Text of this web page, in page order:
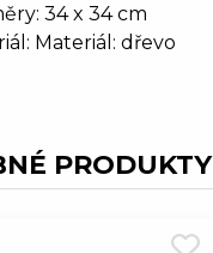
34 x 34 cm
Materiál: dřevo
PRODUKTY